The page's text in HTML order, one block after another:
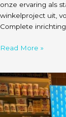
onze ervaring als
winkelproject uit,
Complete
Read More »
Draagbare
standen